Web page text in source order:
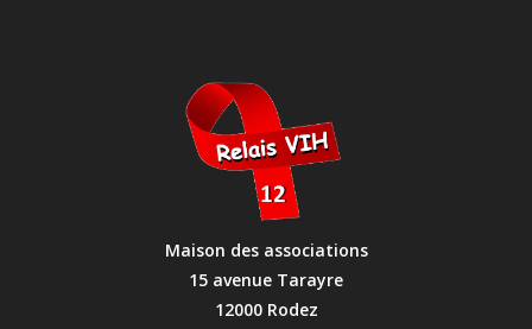
Maison des associations
15 avenue Tarayre
12000 Rodez